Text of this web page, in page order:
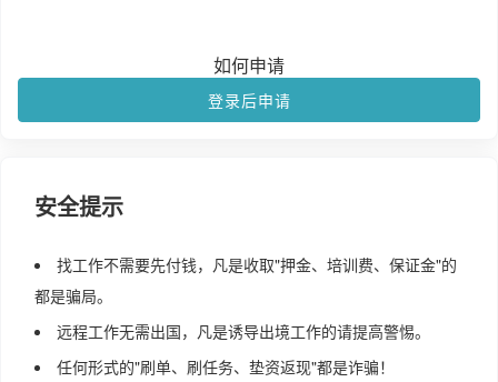
如何申请
登录后申请
安全提示
找工作不需要先付钱，凡是收取"押金、培训费、保证金"的
都是骗局。
远程工作无需出国，凡是诱导出境工作的请提高警惕。
任何形式的"刷单、刷任务、垫资返现"都是诈骗！